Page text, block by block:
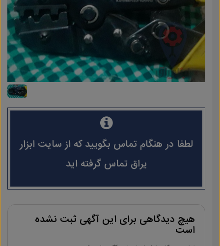
لطفا در هنگام تماس بگویید که از سایت ابزار
یراق تماس گرفته اید
هیچ دیدگاهی برای این آگهی ثبت نشده
است